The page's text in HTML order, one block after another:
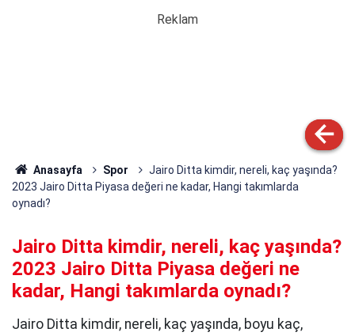
Anasayfa Spor
Jairo Ditta kimdir, nereli, kaç yaşında?
2023 Jairo Ditta Piyasa değeri ne kadar, Hangi takımlarda
oynadı?
Jairo Ditta kimdir, nereli, kaç yaşında?
2023 Jairo Ditta Piyasa değeri ne
kadar, Hangi takımlarda oynadı?
Jairo Ditta kimdir, nereli, kaç yaşında, boyu kaç,